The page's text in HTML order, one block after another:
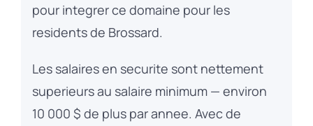
pour integrer ce domaine pour les
residents de Brossard.
Les salaires en securite sont nettement
superieurs au salaire minimum — environ
10 000 $ de plus par annee. Avec de